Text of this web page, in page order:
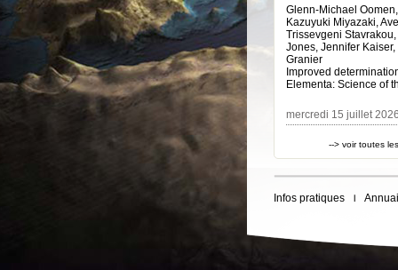
Glenn-Michael
Kazuyuki Miyazaki,
Trissevgeni Stavrakou,
Jones, Jennifer
Granier
Elementa: Science of
mercredi 15 juillet
--> voir toutes
Infos pratiques